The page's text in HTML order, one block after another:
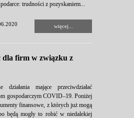
trudności z pozyskaniem...
więcej...
dla firm w związku z
działania mające przeciwdziałać
gospodarczym COVID–19. Poniżej
finansowe, z których już mogą
będą mogły to robić w niedalekiej